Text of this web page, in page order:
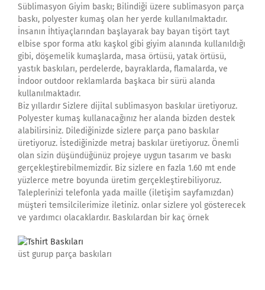
Süblimasyon Giyim baskı; Bilindiği üzere sublimasyon parça
baskı, polyester kumaş olan her yerde kullanılmaktadır.
İnsanın İhtiyaçlarından başlayarak bay bayan tişört tayt
elbise spor forma atkı kaşkol gibi giyim alanında kullanıldığı
gibi, döşemelik kumaşlarda, masa örtüsü, yatak örtüsü,
yastık baskıları, perdelerde, bayraklarda, flamalarda, ve
İndoor outdoor reklamlarda başkaca bir sürü alanda
kullanılmaktadır.
Biz yıllardır Sizlere dijital sublimasyon baskılar üretiyoruz.
Polyester kumaş kullanacağınız her alanda bizden destek
alabilirsiniz. Dilediğinizde sizlere parça pano baskılar
üretiyoruz. İstediğinizde metraj baskılar üretiyoruz. Önemli
olan sizin düşündüğünüz projeye uygun tasarım ve baskı
gerçekleştirebilmemizdir. Biz sizlere en fazla 1.60 mt ende
yüzlerce metre boyunda üretim gerçekleştirebiliyoruz.
Taleplerinizi telefonla yada maille (iletişim sayfamızdan)
müşteri temsilcilerimize iletiniz. onlar sizlere yol gösterecek
ve yardımcı olacaklardır. Baskılardan bir kaç örnek
üst gurup parça baskıları